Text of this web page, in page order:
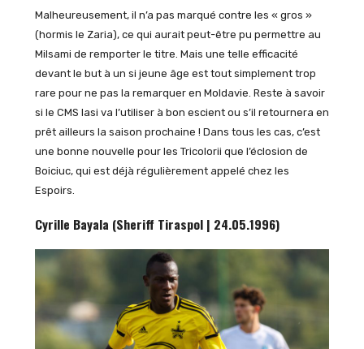
Malheureusement, il n’a pas marqué contre les « gros »
(hormis le Zaria), ce qui aurait peut-être pu permettre au
Milsami de remporter le titre. Mais une telle efficacité
devant le but à un si jeune âge est tout simplement trop
rare pour ne pas la remarquer en Moldavie. Reste à savoir
si le CMS Iasi va l’utiliser à bon escient ou s’il retournera en
prêt ailleurs la saison prochaine ! Dans tous les cas, c’est
une bonne nouvelle pour les Tricolorii que l’éclosion de
Boiciuc, qui est déjà régulièrement appelé chez les
Espoirs.
Cyrille Bayala (Sheriff Tiraspol | 24.05.1996)